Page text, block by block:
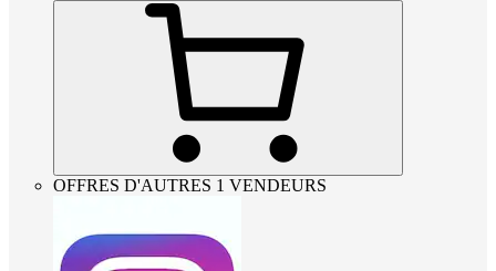
OFFRES D'AUTRES 1 VENDEURS